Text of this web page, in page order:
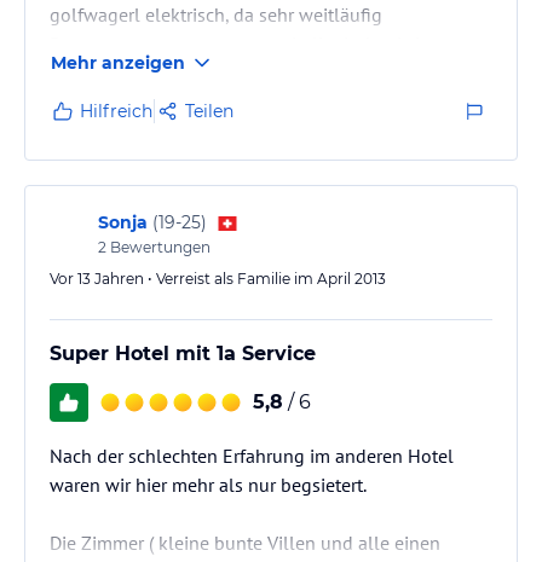
golfwagerl elektrisch, da sehr weitläufig
wunderbar
Ein traumhafter Golfplatz gehört dazu
Mehr anzeigen
Hilfreich Teilen
Sonja (19-25)
2 Bewertungen
Vor 13 Jahren • Verreist als Familie im April 2013
Super Hotel mit 1a Service
5,8 / 6
Nach der schlechten Erfahrung im anderen Hotel
waren wir hier mehr als nur begsietert.
Die Zimmer ( kleine bunte Villen und alle einen